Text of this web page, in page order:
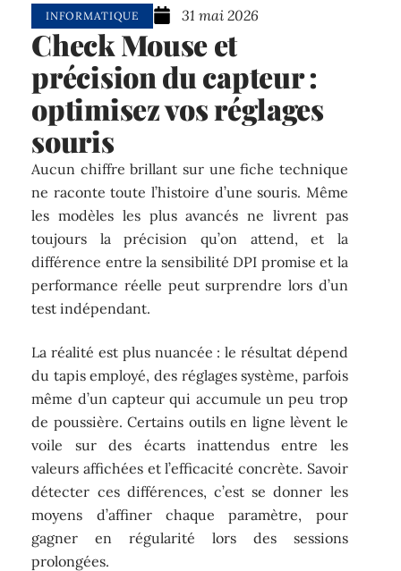
INFORMATIQUE 31 mai 2026
Check Mouse et
précision du capteur :
optimisez vos réglages
souris
Aucun chiffre brillant sur une fiche technique
ne raconte toute l’histoire d’une souris. Même
les modèles les plus avancés ne livrent pas
toujours la précision qu’on attend, et la
différence entre la sensibilité DPI promise et la
performance réelle peut surprendre lors d’un
test indépendant.
La réalité est plus nuancée : le résultat dépend
du tapis employé, des réglages système, parfois
même d’un capteur qui accumule un peu trop
de poussière. Certains outils en ligne lèvent le
voile sur des écarts inattendus entre les
valeurs affichées et l’efficacité concrète. Savoir
détecter ces différences, c’est se donner les
moyens d’affiner chaque paramètre, pour
gagner en régularité lors des sessions
prolongées.